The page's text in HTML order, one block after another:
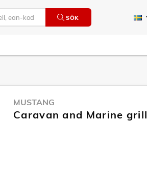
SÖK
MUSTANG
Caravan and Marine grill